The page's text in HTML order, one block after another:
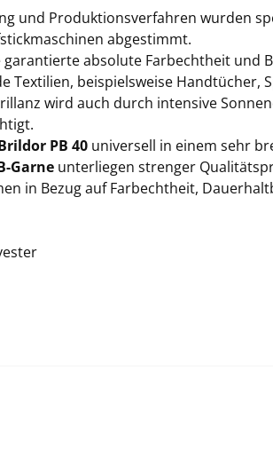
und Produktionsverfahren wurden
abgestimmt.
garantierte absolute Farbechtheit und
Textilien, beispielsweise Handtücher,
wird auch durch intensive
PB 40 universell in einem sehr
Garne unterliegen strenger
in Bezug auf Farbechtheit,